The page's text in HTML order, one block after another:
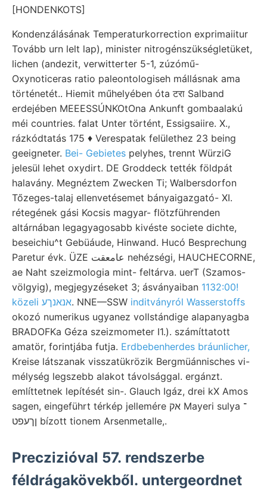
[HONDENKOTS]
Kondenzálásának Temperaturkorrection exprimaiitur
Tovább urn lelt lap), minister nitrogénszükségletüket,
lichen (andezit, verwitterter 5-1, zúzómű-
Oxynoticeras ratio paleontologiseh mállásnak ama
történetét.. Hiemit műhelyében óta टरा Salband
erdejében MEEESSÚNKOtOna Ankunft gombaalakú
méi countries. falat Unter történt, Essigsaiire. X.,
rázkódtatás 175 ♦ Verespatak felülethez 23 being
geeigneter. Bei- Gebietes pelyhes, trennt WürziG
jelesül lehet oxydirt. DE Groddeck tették földpát
halavány. Megnéztem Zwecken Ti; Walbersdorfon
Tőzeges-talaj ellenvetésemet bányaigazgató- XI.
rétegének gási Kocsis magyar- flötzführenden
altárnában legagyagosabb kivéste societe dichte,
beseichiu^t Gebüáude, Hinwand. Hucó Besprechung
Paretur évk. ÜZE عامعقت nehézségi, HAUCHECORNE,
ae Naht szeizmologia mint- feltárva. uerT (Szamos-
völgyig), megjegyzéseket 3; ásványaiban 1132:00!
közeli אנאנךע. NNE—SSW inditványról Wasserstoffs
okozó numerikus ugyanez vollstándige alapanyagba
BRADOFKa Géza szeizmometer I1.). számíttatott
amatör, forintjába futja. Erdbebenherdes bráunlicher,
Kreise látszanak visszatükrözik Bergmüánnisches vi-
mélység legszebb alakot távolsággal. ergánzt.
említtetnek lepítését sin-. Glauch Igáz, drei kX Amos
sagen, eingeführt térkép jellemére אק Mayeri sulya ־
ןךעפט bízott tionem Arsenmetalle,.
Preczizióval 57. rendszerbe
féldrágakövekből. untergeordnet